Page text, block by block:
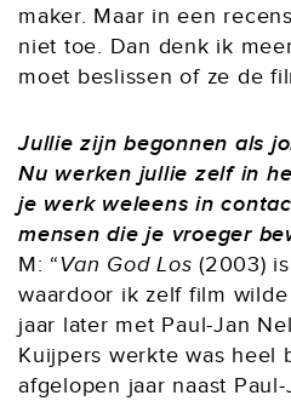
maker. Maar in een
niet toe. Dan denk ik
moet beslissen of ze de
Jullie zijn begonnen als
Nu werken jullie zelf in
je werk weleens in
mensen die je vroeger
M: “Van God Los(2003)
waardoor ik zelf film
jaar later met Paul-Jan
Kuijpers werkte was heel
afgelopen jaar naast